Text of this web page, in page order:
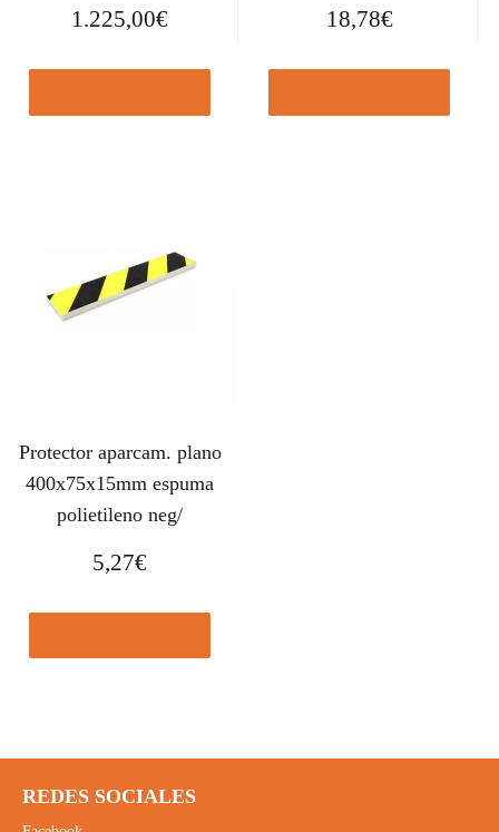
1.225,00€ 18,78€
Protector aparcam. plano
400x75x15mm espuma
polietileno neg/
5,27€
REDES SOCIALES